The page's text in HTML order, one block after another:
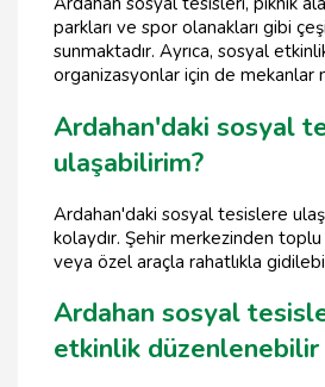
parkları ve spor olanakları gibi
sunmaktadır. Ayrıca, sosyal
organizasyonlar için de mekanlar
Ardahan'daki sosyal
ulaşabilirim?
Ardahan'daki sosyal tesislere
kolaydır. Şehir merkezinden toplu
veya özel araçla rahatlıkla
Ardahan sosyal
etkinlik düzenlenebilir